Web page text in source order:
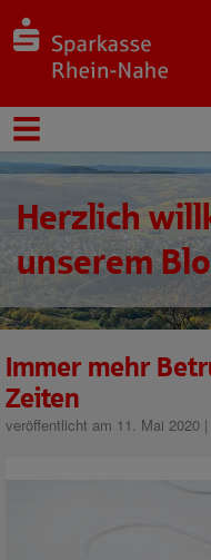
Herzlich
unserem
Immer mehr
Zeiten
veröffentlicht am 11. Mai 2020